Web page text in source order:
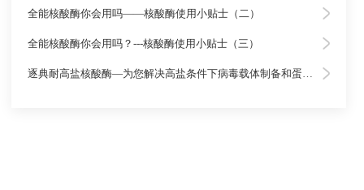
全能核酸酶你会用吗——核酸酶使用小贴士（二）
全能核酸酶你会用吗？---核酸酶使用小贴士（三）
逐典耐高盐核酸酶—为您解决高盐条件下病毒载体制备和蛋白纯化的困扰!